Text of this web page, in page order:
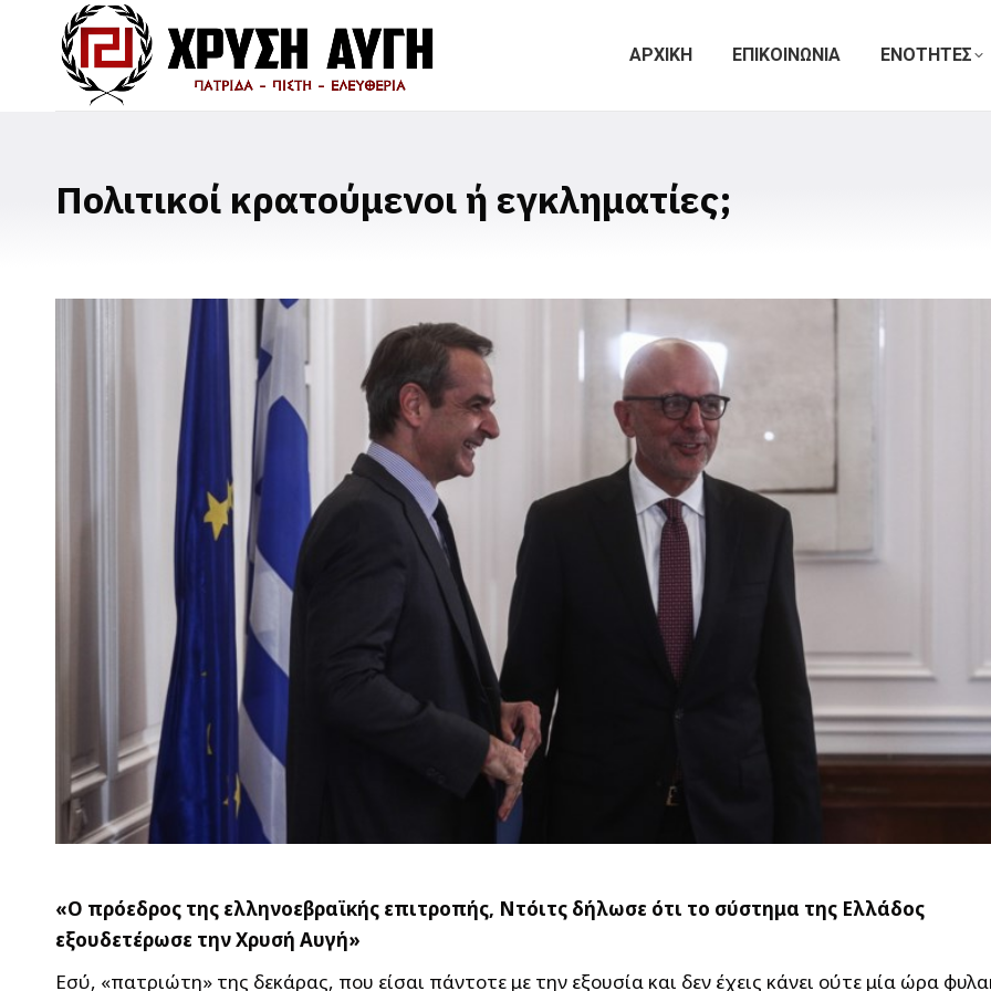
ΑΡΧΙΚΗ ΕΠΙΚΟΙΝΩΝΙΑ ΕΝΟΤΗΤΕΣ
Πολιτικοί κρατούμενοι ή εγκληματίες;
«Ο πρόεδρος της ελληνοεβραϊκής επιτροπής, Ντόιτς δήλωσε ότι το σύστημα της Ελλάδος
εξουδετέρωσε την Χρυσή Αυγή»
Εσύ, «πατριώτη» της δεκάρας, που είσαι πάντοτε με την εξουσία και δεν έχεις κάνει ούτε μία ώρα